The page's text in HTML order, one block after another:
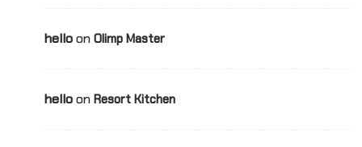
helloon Olimp Master
helloon Resort Kitchen